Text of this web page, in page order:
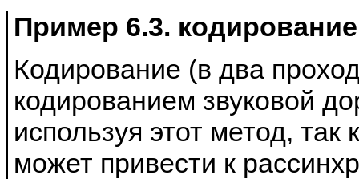
Пример 6.3.
Кодирование (в два
кодированием звуковой
используя этот метод, так
может привести к